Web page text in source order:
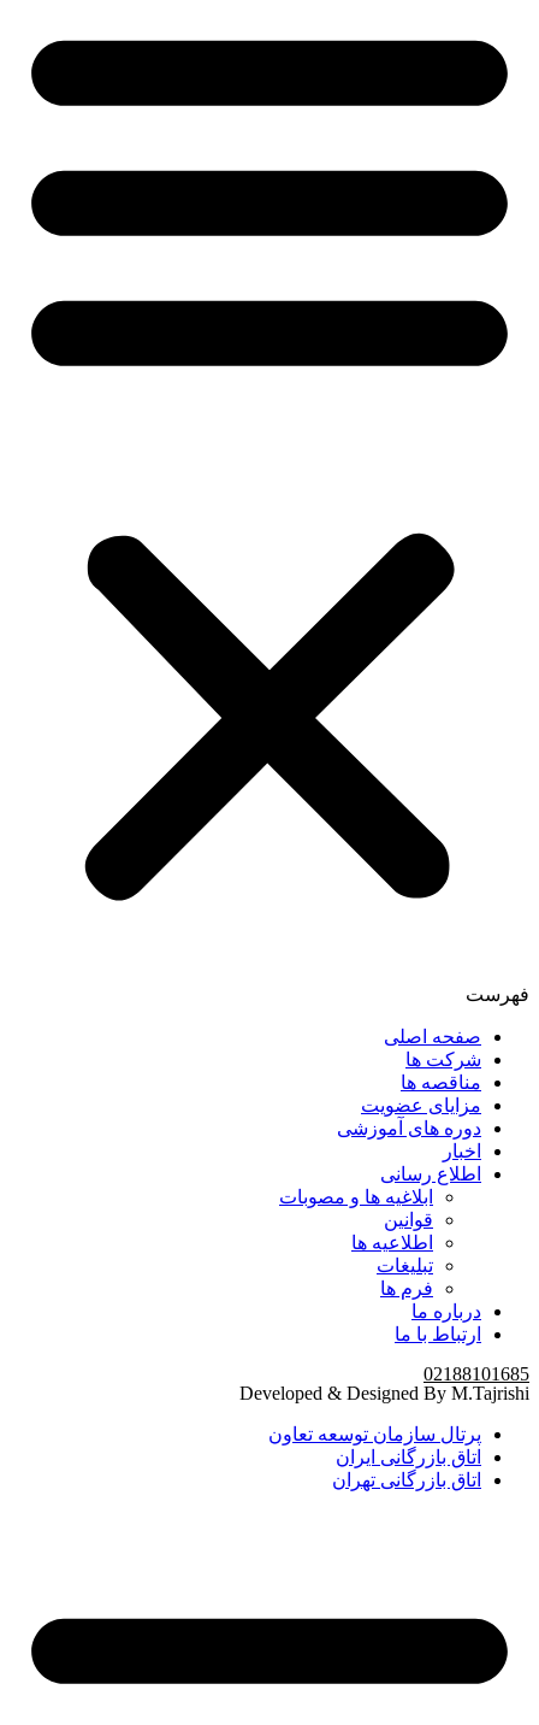
فهرست
صفحه اصلی
شرکت ها
مناقصه ها
مزایای عضویت
دوره های آموزشی
اخبار
اطلاع رسانی
ابلاغیه ها و مصوبات
قوانین
اطلاعیه ها
تبلیغات
فرم ها
درباره ما
ارتباط با ما
02188101685
Developed & Designed By M.Tajrishi
پرتال سازمان توسعه تعاون
اتاق بازرگانی ایران
اتاق بازرگانی تهران